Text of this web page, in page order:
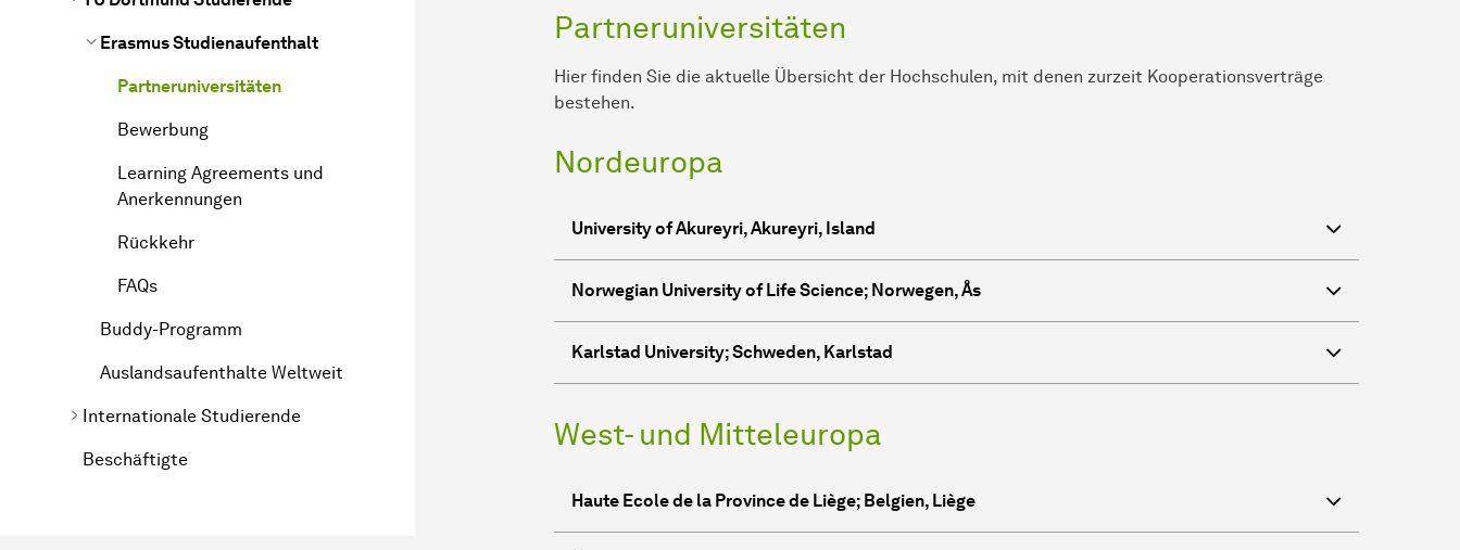
Erasmus Studienaufenthalt
Partneruniversitäten
Bewerbung
Learning Agreements und
Anerkennungen
Rückkehr
FAQs
Buddy-Programm
Auslandsaufenthalte Weltweit
Internationale Studierende
Beschäftigte
Partneruniversitäten
Hier finden Sie die aktuelle Übersicht der Hochschulen, mit denen zurzeit Kooperationsverträge
bestehen.
Nordeuropa
University of Akureyri, Akureyri, Island
Norwegian Uni­ver­sity of Life Science; Nor­we­gen, Ås
Karlstad Uni­ver­sity; Schweden, Karlstad
West- und Mitteleuropa
Haute Ecole de la Province de Liège; Belgien, Liège